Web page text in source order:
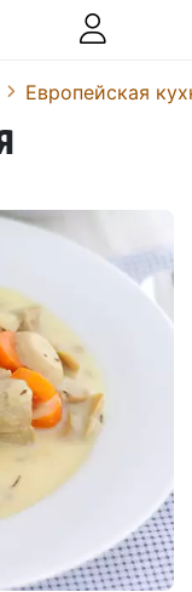
Европейская